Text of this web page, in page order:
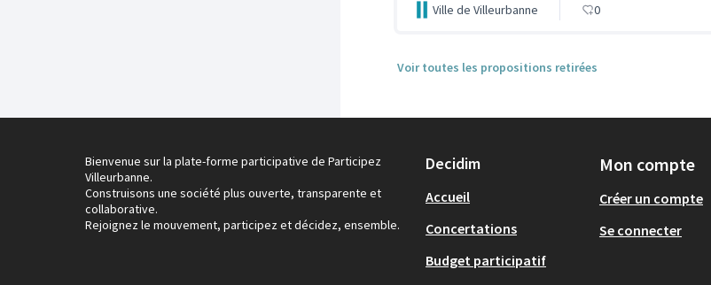
Ville de Villeurbanne 0
Voir toutes les propositions retirées
Bienvenue sur la plate-forme participative de Participez
Villeurbanne.
Construisons une société plus ouverte, transparente et
collaborative.
Rejoignez le mouvement, participez et décidez, ensemble.
Decidim
Accueil
Concertations
Budget participatif
Mon compte
Créer un compte
Se connecter